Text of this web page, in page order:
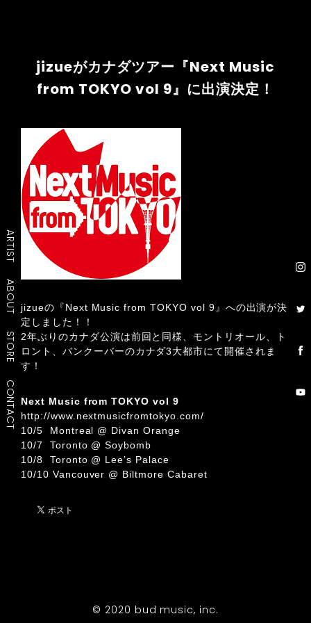
ARTIST
ABOUT
STORE
CONTACT
jizueがカナダツアー『Next Music
from TOKYO vol 9』に出演決定！
jizueの 『Next Music from TOKYO vol 9』 への出演が決
定しました！！
2年ぶりのカナダ公演は前回と同様、モントリオール、ト
ロント、バンクーバーのカナダ3大都市にて開催されま
す！
Next Music from TOKYO vol 9
http://www.nextmusicfromtokyo.com/
10/5 Montreal @ Divan Orange
10/7 Toronto @ Soybomb
10/8 Toronto @ Lee’s Palace
10/10 Vancouver @ Biltmore Cabaret
© 2020 bud music, inc.